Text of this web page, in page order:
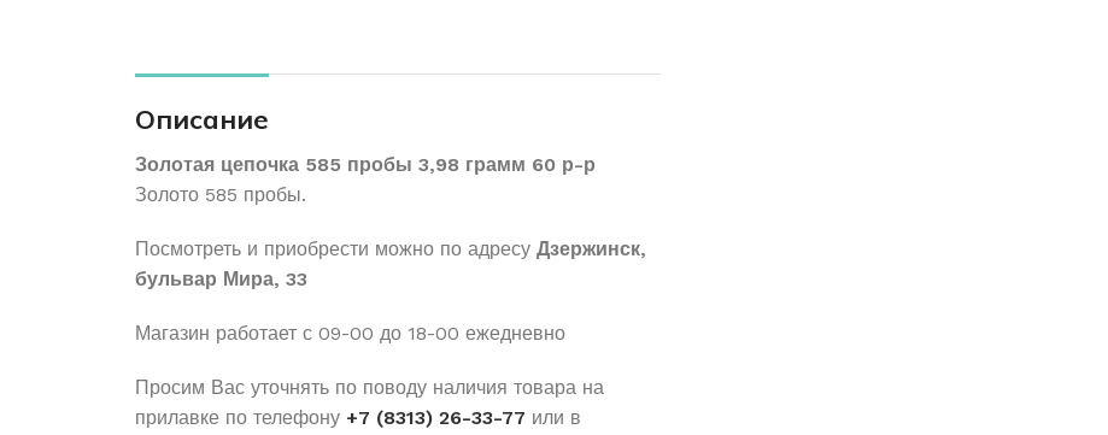
Описание
Золотая цепочка 585 пробы 3,98 грамм 60 р-р
Золото 585 пробы.
Посмотреть и приобрести можно по адресу Дзержинск,
бульвар Мира, 33
Магазин работает с 09-00 до 18-00 ежедневно
Просим Вас уточнять по поводу наличия товара на
прилавке по телефону +7 (8313) 26-33-77 или в